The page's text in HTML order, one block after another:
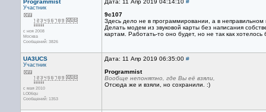
Programmist
Участник
с ноя 2008
Москва
Сообщений: 3826
Дата: 11 Апр 2019 04:14:10 #
9c107
Здесь дело не в программировании, а в
Делать модем из звуковой карты без написания
картам. Работать-то оно будет, но не так как хотелось
UA3UCS
Участник
с мая 2010
LO06qu
Сообщений: 1353
Дата: 11 Апр 2019 06:35:00 #
Programmist
Вообще непонятно, где Вы её взяли,
Отсюда же и взяли, но сохранили. :)